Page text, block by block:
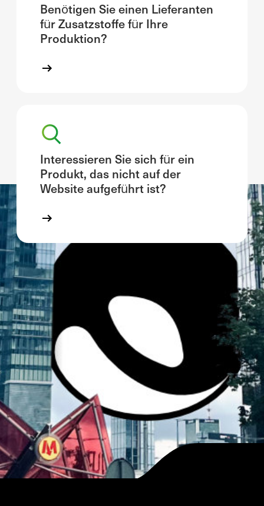
Benötigen Sie einen Lieferanten
für Zusatzstoffe für Ihre
Produktion?
Interessieren Sie sich für ein
Produkt, das nicht auf der
Website aufgeführt ist?